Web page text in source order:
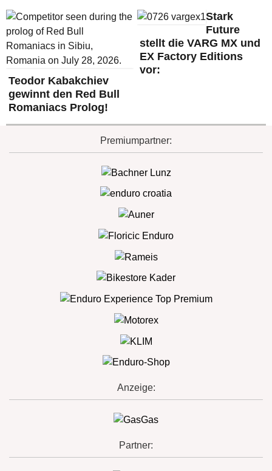
Teodor Kabakchiev
gewinnt den Red Bull
Romaniacs Prolog!
Stark
Future
stellt die VARG MX und
EX Factory Editions
vor:
Premiumpartner:
Anzeige:
Partner: